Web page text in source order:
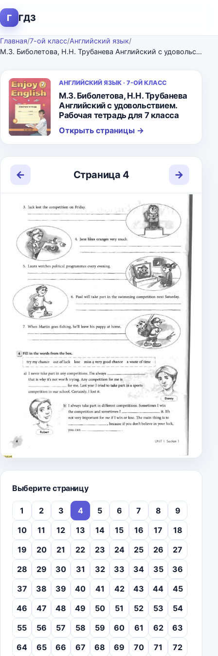
Г ГДЗ
Главная/7-ой класс/Английский язык/
М.З. Биболетова, Н.Н. Трубанева Английский с удовольствием. Рабочая тетрадь для 7 класса
АНГЛИЙСКИЙ ЯЗЫК · 7-ОЙ КЛАСС
М.З. Биболетова, Н.Н. Трубанева
Английский с удовольствием.
Рабочая тетрадь для 7 класса
Открыть страницы →
← Страница 4 →
Выберите страницу
1 2 3 4 5 6 7 8
9
10
11 12 13 14 15 16 17
18
19
20 21 22 23 24 25 26
27
28
29 30 31 32 33 34 35
36
37
38 39 40 41 42 43 44
45
46
47 48 49 50 51 52 53
54
55
56 57 58 59 60 61 62
63
64
65 66 67 68 69 70 71 72